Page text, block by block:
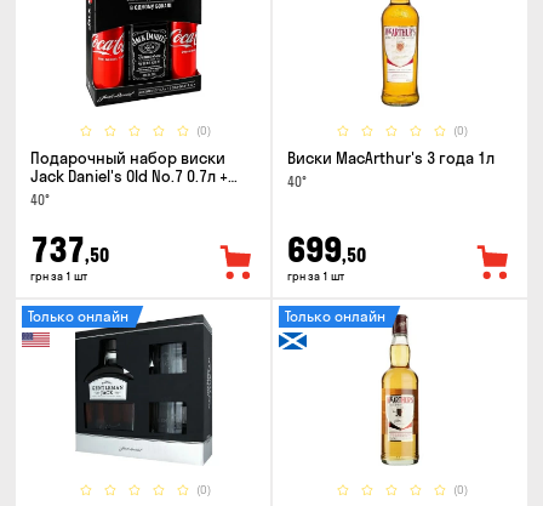
(0)
Подарочный набор виски
Jack Daniel's Old No.7 0.7л +
Coca-Cola 0.33л x 2шт
40°
737,50
грн за 1 шт
(0)
Виски MacArthur's 3 года 1л
40°
699,50
грн за 1 шт
(0)
Только онлайн
(0)
Только онлайн